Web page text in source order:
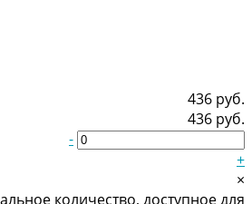
436 руб.
436 руб.
-
+
×
количество, доступное для